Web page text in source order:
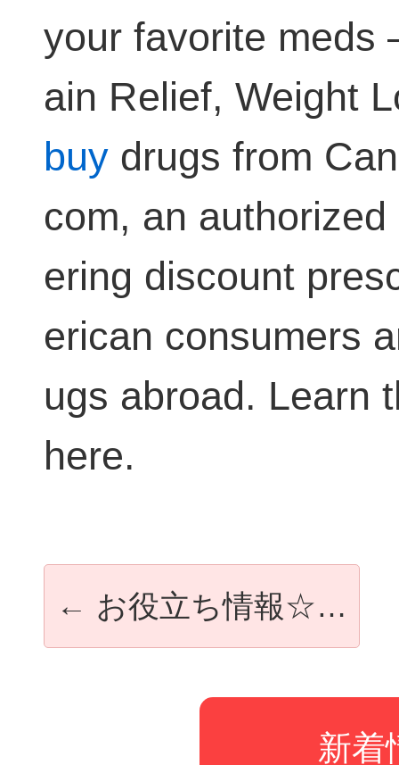
your favorite meds
ain Relief, Weight
buy drugs from
com, an
ering discount
erican consumers
ugs abroad. Learn
here.
← お役立ち情報☆…
新着